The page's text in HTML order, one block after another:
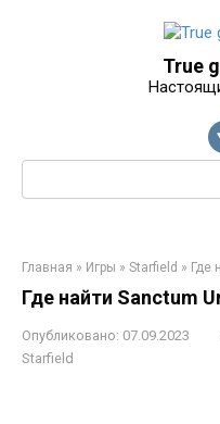
True
Поиск:
Главная » Игры » Starfield » Где
Где найти Sanctum
Опубликовано: 07.09.2023
Starfield